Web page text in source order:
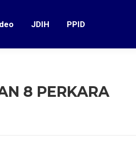
JDIH PPID
8 PERKARA